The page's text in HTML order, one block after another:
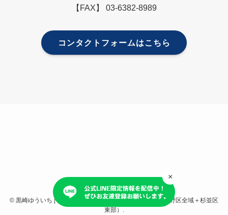
【FAX】 03-6382-8989
コンタクトフォームはこちら
© 黒崎ゆういち | 自由民主党 東京都第27選挙区支部長（中野区全域＋杉並区
東部）.
×